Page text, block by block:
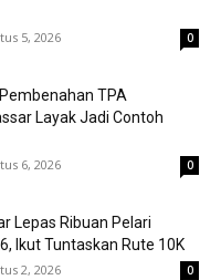
5, 2026 0
TPA
Layak Jadi Contoh
6, 2026 0
Lepas Ribuan Pelari
Ikut Tuntaskan Rute 10K
2, 2026 0